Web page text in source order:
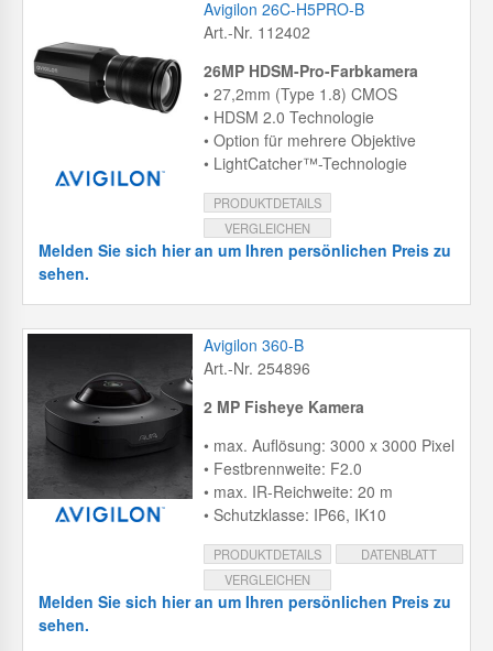
Avigilon 26C-H5PRO-B
Art.-Nr. 112402
26MP HDSM-Pro-Farbkamera
• 27,2mm (Type 1.8) CMOS
• HDSM 2.0 Technologie
• Option für mehrere Objektive
• LightCatcher™-Technologie
PRODUKTDETAILS
VERGLEICHEN
Melden Sie sich hier an um Ihren persönlichen Preis zu
sehen.
Avigilon 360-B
Art.-Nr. 254896
2 MP Fisheye Kamera
• max. Auflösung: 3000 x 3000 Pixel
• Festbrennweite: F2.0
• max. IR-Reichweite: 20 m
• Schutzklasse: IP66, IK10
PRODUKTDETAILS
DATENBLATT
VERGLEICHEN
Melden Sie sich hier an um Ihren persönlichen Preis zu
sehen.